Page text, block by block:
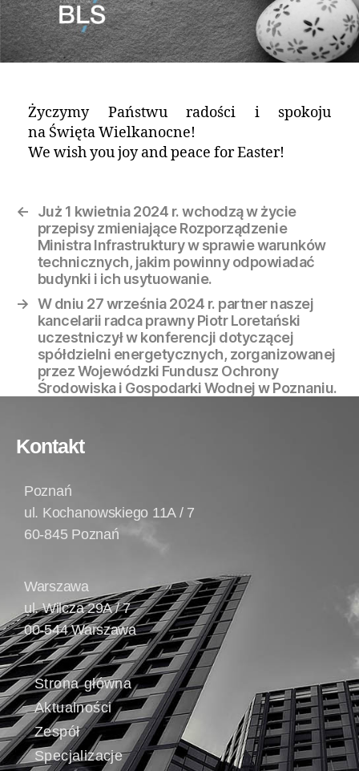
Życzymy Państwu radości i spokoju
na Święta Wielkanocne!
We wish you joy and peace for Easter!
←
Już 1 kwietnia 2024 r. wchodzą w życie
przepisy zmieniające Rozporządzenie
Ministra Infrastruktury w sprawie warunków
technicznych, jakim powinny odpowiadać
budynki i ich usytuowanie.
→ W dniu 27 września 2024 r. partner naszej
kancelarii radca prawny Piotr Loretański
uczestniczył w konferencji dotyczącej
spółdzielni energetycznych, zorganizowanej
przez Wojewódzki Fundusz Ochrony
Środowiska i Gospodarki Wodnej w Poznaniu.
Kontakt
Poznań
ul. Kochanowskiego 11A / 7
60-845 Poznań
Warszawa
ul. Wilcza 29A / 7
00-544 Warszawa
Strona główna
Aktualności
Zespół
Specjalizacje